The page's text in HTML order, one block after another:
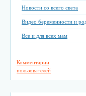
Новости со всего света
Видео беременности и
Все и для всех мам
Комментарии
пользователей